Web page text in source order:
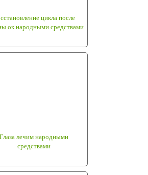
цикла после
ок народными средствами
Глаза лечим народными
средствами